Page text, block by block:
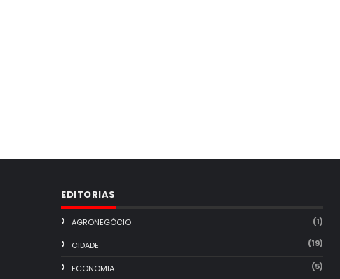
EDITORIAS
AGRONEGÓCIO (1)
CIDADE (19)
ECONOMIA (5)